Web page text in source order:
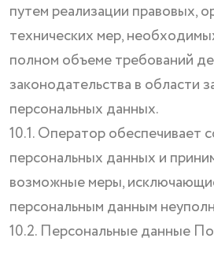
путем реализации правовых,
технических мер,
полном объеме требований
законодательства в области
персональных данных.
10.1. Оператор обеспечивает
персональных данных и
возможные меры,
персональным данным
10.2. Персональные данные